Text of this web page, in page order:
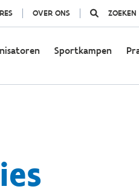
OVER ONS ZOEKEN
Sportkampen